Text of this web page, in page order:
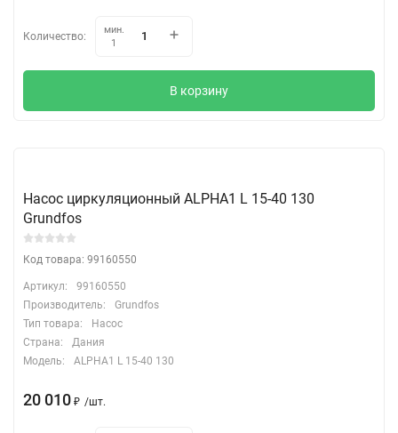
Количество:
мин.
1
В корзину
Насос циркуляционный ALPHA1 L 15-40 130
Grundfos
Код товара: 99160550
Артикул:
99160550
Производитель:
Grundfos
Тип товара:
Насос
Страна:
Дания
Модель:
ALPHA1 L 15-40 130
20 010 ₽ /шт.